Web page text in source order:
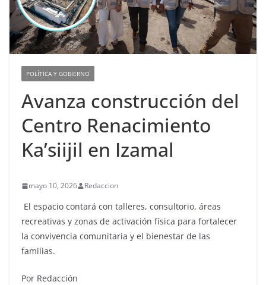
POLÍTICA Y GOBIERNO
Avanza construcción del
Centro Renacimiento
Ka’siijil en Izamal
mayo 10, 2026 Redaccion
El espacio contará con talleres, consultorio, áreas
recreativas y zonas de activación física para fortalecer
la convivencia comunitaria y el bienestar de las
familias.
Por Redacción